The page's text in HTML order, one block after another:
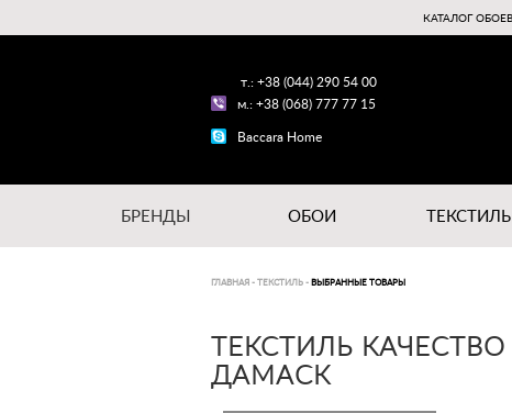
КАТАЛОГ ОБОЕВ
т.: +38 (044) 290 54 00
м.: +38 (068) 777 77 15
Baccara Home
БРЕНДЫ ОБОИ ТЕКСТИЛЬ
ГЛАВНАЯ - ТЕКСТИЛЬ - ВЫБРАННЫЕ ТОВАРЫ
ТЕКСТИЛЬ
ДАМАСК